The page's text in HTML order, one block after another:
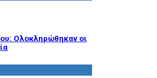
Oλοκληρώθηκαν οι